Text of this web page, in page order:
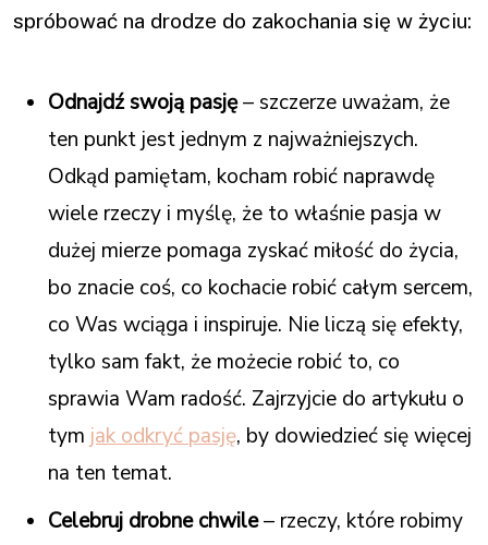
spróbować na drodze do zakochania się w życiu:
Odnajdź swoją pasję– szczerze uważam, że
ten punkt jest jednym z najważniejszych.
Odkąd pamiętam, kocham robić naprawdę
wiele rzeczy i myślę, że to właśnie pasja w
dużej mierze pomaga zyskać miłość do życia,
bo znacie coś, co kochacie robić całym sercem,
co Was wciąga i inspiruje. Nie liczą się efekty,
tylko sam fakt, że możecie robić to, co
sprawia Wam radość. Zajrzyjcie do artykułu o
tym jak odkryć pasję, by dowiedzieć się więcej
na ten temat.
Celebruj drobne chwile– rzeczy, które robimy